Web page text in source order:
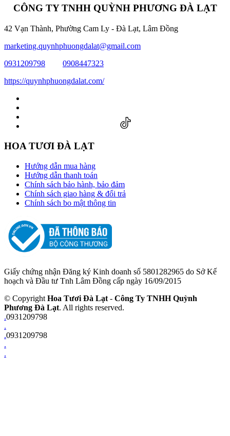
CÔNG TY TNHH QUỲNH PHƯƠNG ĐÀ LẠT
42 Vạn Thành, Phường Cam Ly - Đà Lạt, Lâm Đồng
marketing.quynhphuongdalat@gmail.com
0931209798
0908447323
https://quynhphuongdalat.com/
HOA TƯƠI ĐÀ LẠT
Hướng dẫn mua hàng
Hướng dẫn thanh toán
Chính sách bảo hành, bảo đảm
Chính sách giao hàng & đổi trả
Chính sách bo mật thông tin
Giấy chứng nhận Đăng ký Kinh doanh số 5801282965 do Sở Kế
hoạch và Đầu tư Tnh Lâm Đồng cấp ngày 16/09/2015
© Copyright Hoa Tươi Đà Lạt - Công Ty TNHH Quỳnh
Phương Đà Lạt. All rights reserved.
.0931209798
.
.0931209798
.
.